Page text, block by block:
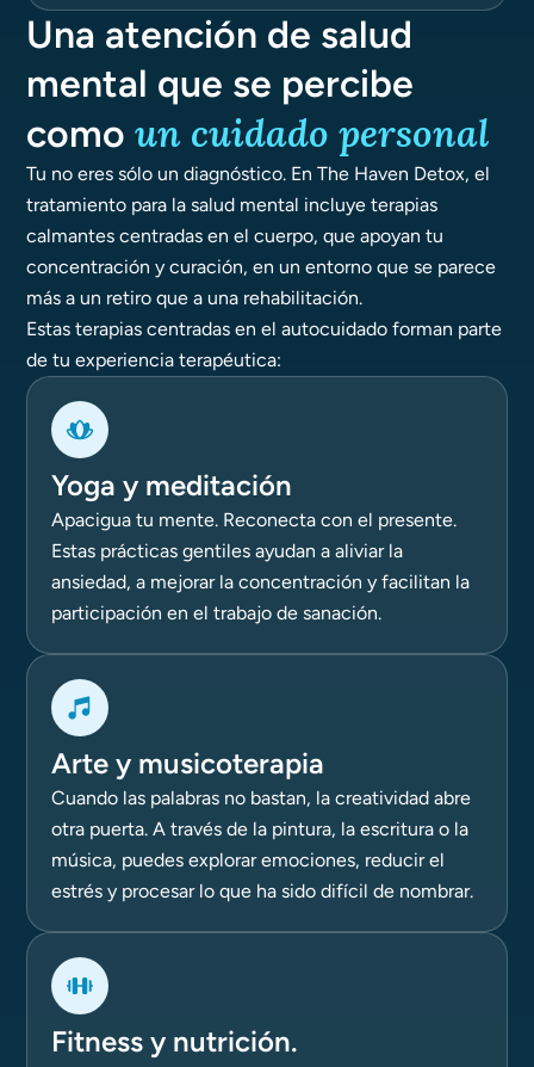
Una atención de salud
mental que se percibe
comoun cuidado personal
Tu no eres sólo un diagnóstico. En The Haven Detox, el
tratamiento para la salud mental incluye terapias
calmantes centradas en el cuerpo, que apoyan tu
concentración y curación, en un entorno que se parece
más a un retiro que a una rehabilitación.
Estas terapias centradas en el autocuidado forman parte
de tu experiencia terapéutica:
Yoga y meditación
Apacigua tu mente. Reconecta con el presente.
Estas prácticas gentiles ayudan a aliviar la
ansiedad, a mejorar la concentración y facilitan la
participación en el trabajo de sanación.
Arte y musicoterapia
Cuando las palabras no bastan, la creatividad abre
otra puerta. A través de la pintura, la escritura o la
música, puedes explorar emociones, reducir el
estrés y procesar lo que ha sido difícil de nombrar.
Fitness y nutrición.